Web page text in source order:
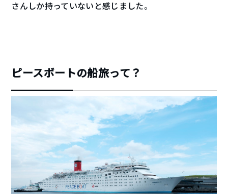
さんしか持っていないと感じました。
ピースボートの船旅って？